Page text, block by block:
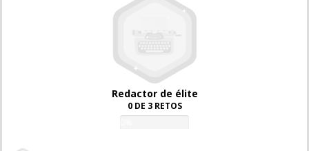
Redactor de élite
0 DE 3 RETOS